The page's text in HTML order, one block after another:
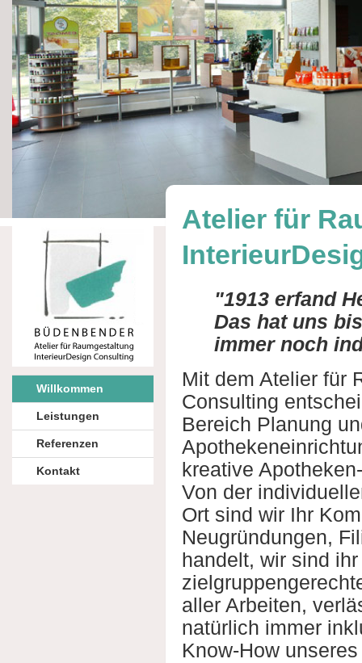
Willkommen
Leistungen
Referenzen
Kontakt
Atelier für
"1913 erfand
Das hat uns
immer noch
Mit dem Atelier für
Consulting
Bereich Planung
kreative
Von der
Ort sind wir Ihr
Neugründungen,
handelt, wir sind
aller Arbeiten,
natürlich immer
Know-How